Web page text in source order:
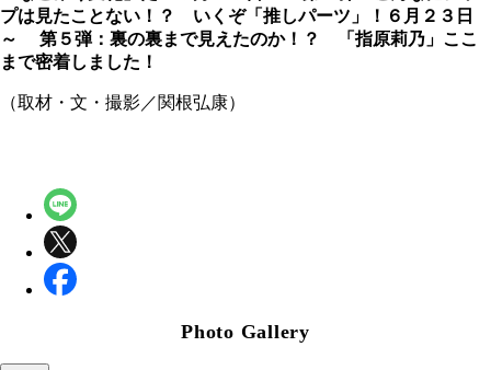
プは見たことない！？ いくぞ「推しパーツ」！ ６月２３日
～ 第５弾：裏の裏まで見えたのか！？ 「指原莉乃」ここ
まで密着しました！
（取材・文・撮影／関根弘康）
Photo Gallery